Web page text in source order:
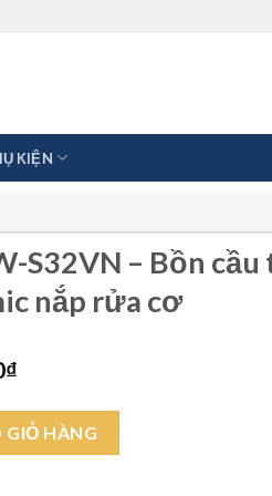
KIỆN
S32VN – Bồn
nắp rửa cơ
₫
tại
là:
9.700.000₫.
cầu thông minh Aqua Ceramic nắp
GIỎ HÀNG